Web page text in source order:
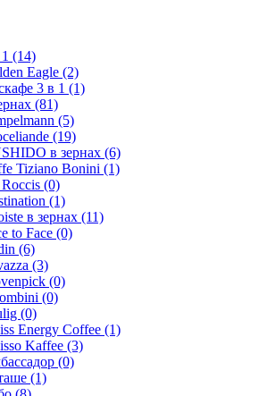
(14)
Eagle (2)
3 в 1 (1)
(81)
(5)
(19)
в зернах (6)
Tiziano Bonini (1)
(0)
(1)
в зернах (11)
to Face (0)
(6)
(3)
(0)
(0)
(0)
Energy Coffee (1)
Kaffee (3)
(0)
(1)